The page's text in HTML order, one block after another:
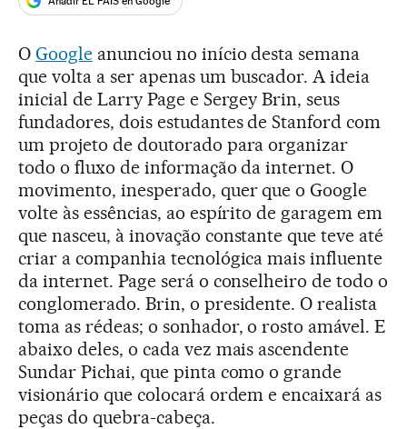
O Googleanunciou no início desta semana
que volta a ser apenas um buscador. A ideia
inicial de Larry Page e Sergey Brin, seus
fundadores, dois estudantes de Stanford com
um projeto de doutorado para organizar
todo o fluxo de informação da internet. O
movimento, inesperado, quer que o Google
volte às essências, ao espírito de garagem em
que nasceu, à inovação constante que teve até
criar a companhia tecnológica mais influente
da internet. Page será o conselheiro de todo o
conglomerado. Brin, o presidente. O realista
toma as rédeas; o sonhador, o rosto amável. E
abaixo deles, o cada vez mais ascendente
Sundar Pichai, que pinta como o grande
visionário que colocará ordem e encaixará as
peças do quebra-cabeça.